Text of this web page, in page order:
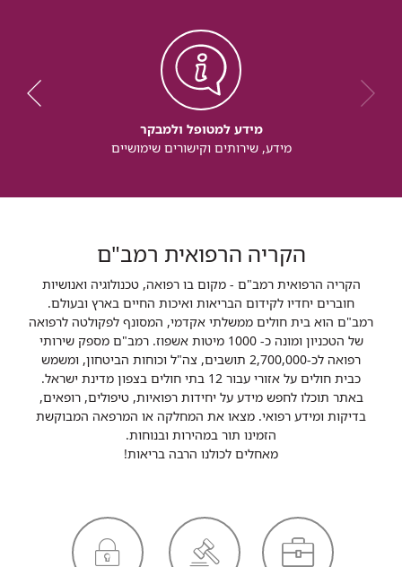
מידע למטופל ולמבקר
מידע, שירותים וקישורים שימושיים
הקריה הרפואית רמב"ם
הקריה הרפואית רמב"ם - מקום בו רפואה, טכנולוגיה ואנושיות
חוברים יחדיו לקידום הבריאות ואיכות החיים בארץ ובעולם.
רמב"ם הוא בית חולים ממשלתי אקדמי, המסונף לפקולטה לרפואה
של הטכניון ומונה כ- 1000 מיטות אשפוז. רמב"ם מספק שירותי
רפואה לכ-2,700,000 תושבים, צה"ל וכוחות הביטחון, ומשמש
כבית חולים על אזורי עבור 12 בתי חולים בצפון מדינת ישראל.
באתר תוכלו לחפש מידע על יחידות רפואיות, טיפולים, רופאים,
בדיקות ומידע רפואי. מצאו את המחלקה או המרפאה המבוקשת
הזמינו תור במהירות ובנוחות.
מאחלים לכולנו הרבה בריאות!